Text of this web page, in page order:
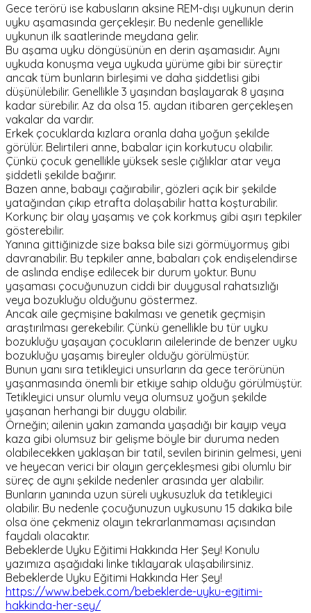
Gece terörü ise kabusların aksine REM-dışı uykunun derin
uyku aşamasında gerçekleşir. Bu nedenle genellikle
uykunun ilk saatlerinde meydana gelir.
Bu aşama uyku döngüsünün en derin aşamasıdır. Aynı
uykuda konuşma veya uykuda yürüme gibi bir süreçtir
ancak tüm bunların birleşimi ve daha şiddetlisi gibi
düşünülebilir. Genellikle 3 yaşından başlayarak 8 yaşına
kadar sürebilir. Az da olsa 15. aydan itibaren gerçekleşen
vakalar da vardır.
Erkek çocuklarda kızlara oranla daha yoğun şekilde
görülür. Belirtileri anne, babalar için korkutucu olabilir.
Çünkü çocuk genellikle yüksek sesle çığlıklar atar veya
şiddetli şekilde bağırır.
Bazen anne, babayı çağırabilir, gözleri açık bir şekilde
yatağından çıkıp etrafta dolaşabilir hatta koşturabilir.
Korkunç bir olay yaşamış ve çok korkmuş gibi aşırı tepkiler
gösterebilir.
Yanına gittiğinizde size baksa bile sizi görmüyormuş gibi
davranabilir. Bu tepkiler anne, babaları çok endişelendirse
de aslında endişe edilecek bir durum yoktur. Bunu
yaşaması çocuğunuzun ciddi bir duygusal rahatsızlığı
veya bozukluğu olduğunu göstermez.
Ancak aile geçmişine bakılması ve genetik geçmişin
araştırılması gerekebilir. Çünkü genellikle bu tür uyku
bozukluğu yaşayan çocukların ailelerinde de benzer uyku
bozukluğu yaşamış bireyler olduğu görülmüştür.
Bunun yanı sıra tetikleyici unsurların da gece terörünün
yaşanmasında önemli bir etkiye sahip olduğu görülmüştür.
Tetikleyici unsur olumlu veya olumsuz yoğun şekilde
yaşanan herhangi bir duygu olabilir.
Örneğin; ailenin yakın zamanda yaşadığı bir kayıp veya
kaza gibi olumsuz bir gelişme böyle bir duruma neden
olabilecekken yaklaşan bir tatil, sevilen birinin gelmesi, yeni
ve heyecan verici bir olayın gerçekleşmesi gibi olumlu bir
süreç de aynı şekilde nedenler arasında yer alabilir.
Bunların yanında uzun süreli uykusuzluk da tetikleyici
olabilir. Bu nedenle çocuğunuzun uykusunu 15 dakika bile
olsa öne çekmeniz olayın tekrarlanmaması açısından
faydalı olacaktır.
Bebeklerde Uyku Eğitimi Hakkında Her Şey! Konulu
yazımıza aşağıdaki linke tıklayarak ulaşabilirsiniz.
Bebeklerde Uyku Eğitimi Hakkında Her Şey!
https://www.bebek.com/bebeklerde-uyku-egitimi-
hakkinda-her-sey/